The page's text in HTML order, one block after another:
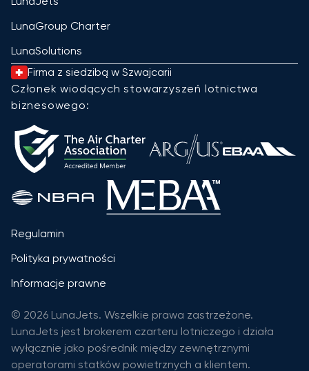
LunaGroup Charter
LunaSolutions
Firma z siedzibą w Szwajcarii
Członek wiodących stowarzyszeń lotnictwa
biznesowego:
Regulamin
Polityka prywatności
Informacje prawne
© 2026 LunaJets. Wszelkie prawa zastrzeżone.
LunaJets jest brokerem czarteru lotniczego i działa
wyłącznie jako pośrednik między zewnętrznymi
operatorami statków powietrznych a klientem.